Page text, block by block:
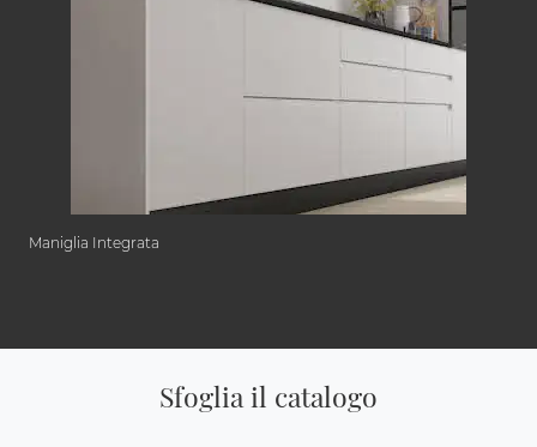
Maniglia Integrata
Sfoglia il catalogo